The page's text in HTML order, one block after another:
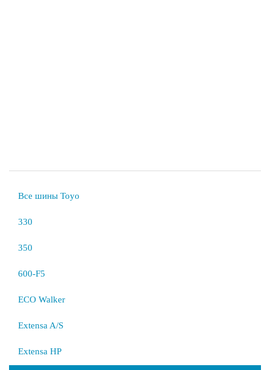
Все шины Toyo
330
350
600-F5
ECO Walker
Extensa A/S
Extensa HP